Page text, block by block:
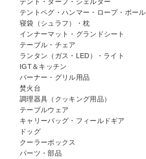
テントペグ・ハンマー・ロープ・ポール
寝袋（シュラフ）・枕
インナーマット・グランドシート
テーブル・チェア
ランタン（ガス・LED）・ライト
IGT＆キッチン
バーナー・グリル用品
焚火台
調理器具（クッキング用品）
テーブルウェア
キャリーバッグ・フィールドギア
ドッグ
クーラーボックス
パーツ・部品